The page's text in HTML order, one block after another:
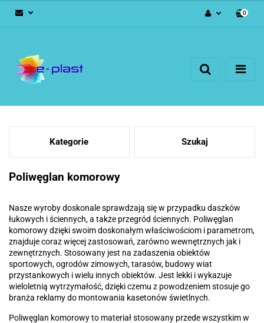
Dodaj zgłoszenie
0
Kategorie Szukaj
Poliwęglan komorowy
Nasze wyroby doskonale sprawdzają się w przypadku daszków
łukowych i ściennych, a także przegród ściennych. Poliwęglan
komorowy dzięki swoim doskonałym właściwościom i parametrom,
znajduje coraz więcej zastosowań, zarówno wewnętrznych jak i
zewnętrznych. Stosowany jest na zadaszenia obiektów
sportowych, ogrodów zimowych, tarasów, budowy wiat
przystankowych i wielu innych obiektów. Jest lekki i wykazuje
wieloletnią wytrzymałość, dzięki czemu z powodzeniem stosuje go
branża reklamy do montowania kasetonów świetlnych.
Poliwęglan komorowy to materiał stosowany przede wszystkim w